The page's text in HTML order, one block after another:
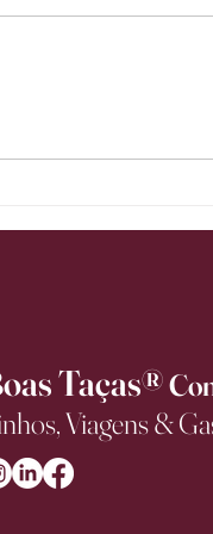
Taças®
Viagens &